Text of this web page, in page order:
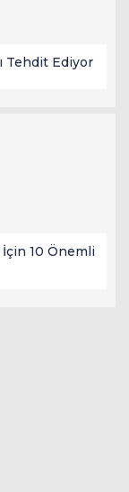
Tehdit Ediyor
İçin 10 Önemli